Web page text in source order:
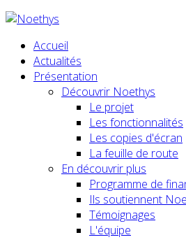
Accueil
Actualités
Présentation
Découvrir Noethys
Le projet
Les fonctionnalités
Les copies d'écran
La feuille de route
En découvrir plus
Programme de
Ils soutiennent
Témoignages
L'équipe